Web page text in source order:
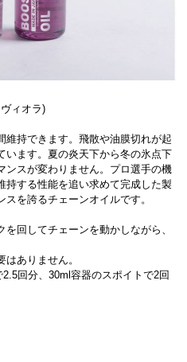
ィオラ)
維持できます。飛散や油膜切れが起
います。夏の炎天下から冬の氷点下
ンスが変わりません。プロ選手の機
持する性能を追い求めて完成した製
を誇るチェーンオイルです。
回してチェーンを動かしながら、
ありません。
回分、30ml容器のスポイトで2回